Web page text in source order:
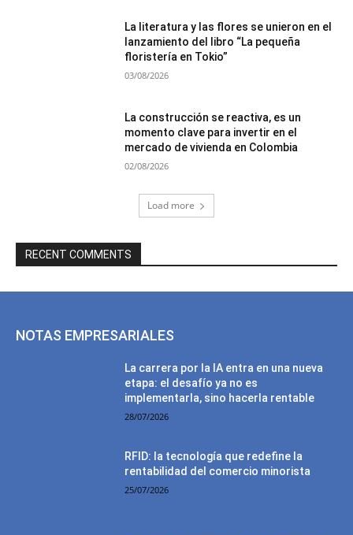
La literatura y las flores se unieron en el
lanzamiento del libro “La pequeña
floristería en Tokio”
03/08/2026
La construcción se reactiva, es un
momento clave para invertir en el
mercado de vivienda en Colombia
02/08/2026
Load more
RECENT COMMENTS
NOTAS EMPRESARIALES
La carrera por la IA entra en una nueva
etapa: el desafío ya no es
implementarla, sino hacerla rentable
28/07/2026
RFID: la tecnología que redefine la
rentabilidad del comercio minorista
25/07/2026